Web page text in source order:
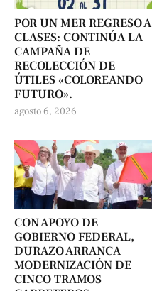
POR UN MER REGRESO A
CLASES: CONTINÚA LA
CAMPAÑA DE
RECOLECCIÓN DE
ÚTILES «COLOREANDO
FUTURO».
agosto 6, 2026
CON APOYO DE
GOBIERNO FEDERAL,
DURAZO ARRANCA
MODERNIZACIÓN DE
CINCO TRAMOS